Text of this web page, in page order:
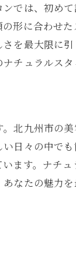
では、初め
形に合わせ
を最大限に
チュラルスタ
北九州市の
日々の中で
ます。ナチ
なたの魅力